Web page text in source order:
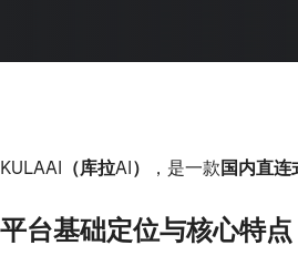
KULAAI（库拉AI） ，是一款 国内直
平台基础定位与核心特点